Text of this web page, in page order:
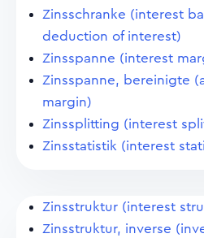
Zinsschranke (interest
deduction of interest)
Zinsspanne (interest
Zinsspanne, bereinigte
margin)
Zinssplitting (interest
Zinsstatistik (interest
Zinsstruktur (interest
Zinsstruktur, inverse